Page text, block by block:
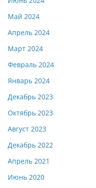
Май 2024
Апрель 2024
Март 2024
Февраль 2024
Январь 2024
Декабрь 2023
Октябрь 2023
Август 2023
Декабрь 2022
Апрель 2021
Июнь 2020